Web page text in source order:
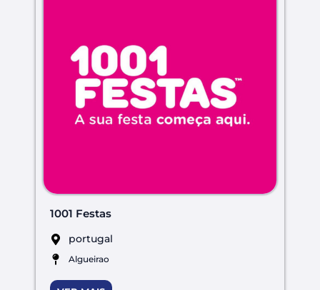
1001 Festas
portugal
Algueirao